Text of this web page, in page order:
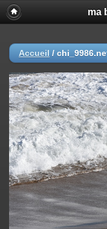
ma
Accueil /